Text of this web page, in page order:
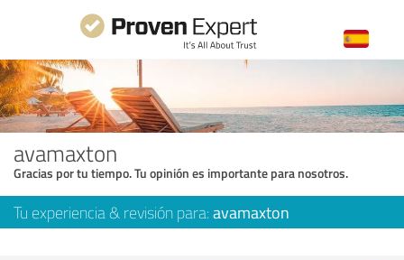
avamaxton
Gracias por tu tiempo. Tu opinión es importante para nosotros.
Tu experiencia & revisión para: avamaxton